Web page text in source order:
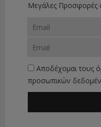
Μεγάλες Προσφορές
Αποδέχομαι τους
προσωπικών